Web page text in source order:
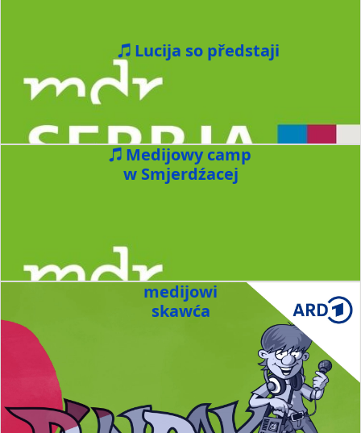
Lucija so předstaji
Medijowy camp
w Smjerdźacej
medijowi
skawća